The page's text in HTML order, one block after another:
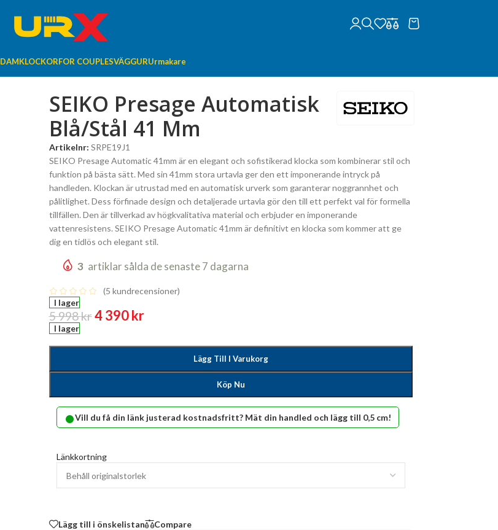
DAMKLOCKORFOR COUPLESVÄGGURUrmakare
SEIKO Presage Automatisk
Blå/Stål 41 Mm
Artikelnr: SRPE19J1
SEIKO Presage Automatic 41mm är en elegant och sofistikerad klocka som kombinerar stil och
funktion på bästa sätt. Med sin 41mm stora urtavla ger den ett imponerande intryck på
handleden. Klockan är utrustad med en automatisk urverk som garanterar noggrannhet och
pålitlighet. Dess förfinade design och detaljerade urtavla gör den till ett perfekt val för formella
tillfällen. Den är tillverkad av högkvalitativa material och erbjuder en imponerande
vattenresistens. SEIKO Presage Automatic 41mm är definitivt en klocka som kommer att ge
dig en tidlös och elegant stil.
3 artiklar sålda de senaste 7 dagarna
(5 kundrecensioner)
I lager
5 998kr4 390kr
I lager
Lägg Till I Varukorg
Köp Nu
•Vill du få din länk justerad kostnadsfritt? Mät din handled och lägg till 0,5 cm!
Länkkortning
Lägg till i önskelistan Compare